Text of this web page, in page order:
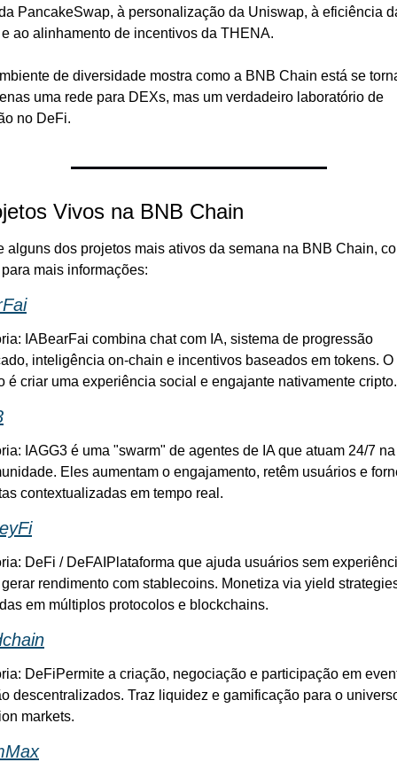
PancakeSwap, à personalização da Uniswap, à eficiência
ao alinhamento de incentivos da THENA.
de diversidade mostra como a BNB Chain está se
uma rede para DEXs, mas um verdadeiro laboratório de
no DeFi.
Vivos na BNB Chain
alguns dos projetos mais ativos da semana na BNB Chain,
mais informações:
IABearFai combina chat com IA, sistema de progressão
inteligência on-chain e incentivos baseados em tokens. O
é criar uma experiência social e engajante nativamente cripto.
IAGG3 é uma "swarm" de agentes de IA que atuam 24/7
Eles aumentam o engajamento, retêm usuários e
contextualizadas em tempo real.
DeFi / DeFAI Plataforma que ajuda usuários sem
rendimento com stablecoins. Monetiza via yield
em múltiplos protocolos e blockchains.
DeFiPermite a criação, negociação e participação em
descentralizados. Traz liquidez e gamificação para o
markets.